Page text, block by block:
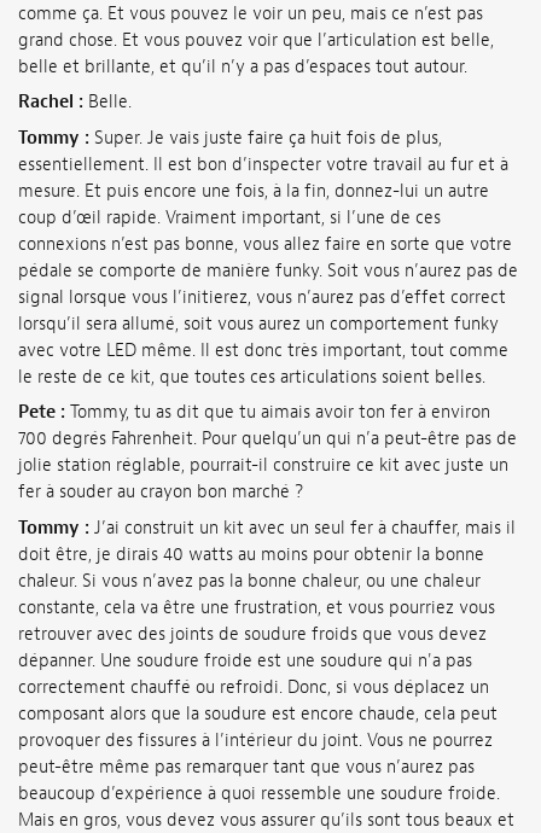
comme ça. Et vous pouvez le voir un peu, mais ce n’est pas
grand chose. Et vous pouvez voir que l’articulation est belle,
belle et brillante, et qu’il n’y a pas d’espaces tout autour.
Rachel : Belle.
Tommy : Super. Je vais juste faire ça huit fois de plus,
essentiellement. Il est bon d’inspecter votre travail au fur et à
mesure. Et puis encore une fois, à la fin, donnez-lui un autre
coup d’œil rapide. Vraiment important, si l’une de ces
connexions n’est pas bonne, vous allez faire en sorte que votre
pédale se comporte de manière funky. Soit vous n’aurez pas de
signal lorsque vous l’initierez, vous n’aurez pas d’effet correct
lorsqu’il sera allumé, soit vous aurez un comportement funky
avec votre LED même. Il est donc très important, tout comme
le reste de ce kit, que toutes ces articulations soient belles.
Pete : Tommy, tu as dit que tu aimais avoir ton fer à environ
700 degrés Fahrenheit. Pour quelqu’un qui n’a peut-être pas de
jolie station réglable, pourrait-il construire ce kit avec juste un
fer à souder au crayon bon marché ?
Tommy : J’ai construit un kit avec un seul fer à chauffer, mais il
doit être, je dirais 40 watts au moins pour obtenir la bonne
chaleur. Si vous n’avez pas la bonne chaleur, ou une chaleur
constante, cela va être une frustration, et vous pourriez vous
retrouver avec des joints de soudure froids que vous devez
dépanner. Une soudure froide est une soudure qui n'a pas
correctement chauffé ou refroidi. Donc, si vous déplacez un
composant alors que la soudure est encore chaude, cela peut
provoquer des fissures à l’intérieur du joint. Vous ne pourrez
peut-être même pas remarquer tant que vous n’aurez pas
beaucoup d’expérience à quoi ressemble une soudure froide.
Mais en gros, vous devez vous assurer qu’ils sont tous beaux et